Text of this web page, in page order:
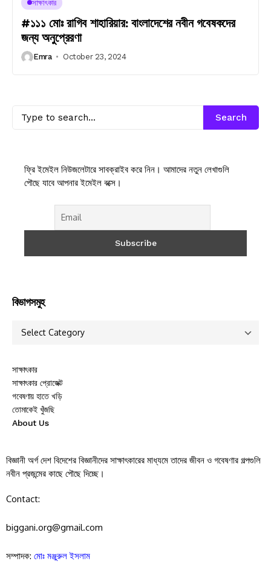
সাক্ষাৎকার
#১১১ মোঃ রাগিব শাহারিয়ার: বাংলাদেশের নবীন গবেষকদের
জন্য অনুপ্রেরণা
Emra October 23, 2024
Search
ফ্রি ইমেইল নিউজলেটারে সাবক্রাইব করে নিন। আমাদের নতুন লেখাগুলি
পৌছে যাবে আপনার ইমেইল বক্সে।
বিভাগসমুহ
সাক্ষাৎকার
সাক্ষাৎকার প্রোজেক্ট
গবেষণায় হাতে খড়ি
তোমাকেই খুঁজছি
About Us
বিজ্ঞানী অর্গ দেশ বিদেশের বিজ্ঞানীদের সাক্ষাৎকারের মাধ্যমে তাদের জীবন ও গবেষণার গল্পগুলি
নবীন প্রজন্মের কাছে পৌছে দিচ্ছে।
Contact:
biggani.org@gmail.com
সম্পাদক: মোঃ মঞ্জুরুল ইসলাম